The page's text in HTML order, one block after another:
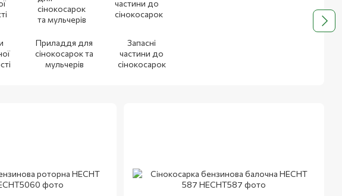
Приладдя для
сінокосарок та
мульчерів
Запасні
частини до
сінокосарок